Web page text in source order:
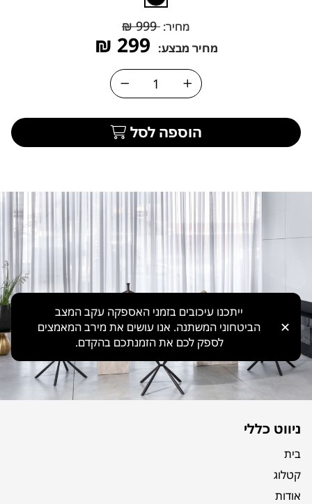
ייתכנו עיכובים בזמני האספקה עקב המצב
הביטחוני המשתנה. אנו עושים את מירב המאמצים
לספק לכם את הזמנתכם בהקדם.
✕
מחיר: 999
₪
מחיר מבצע: 299
₪
הוספה לסל
ניווט כללי
בית
קטלוג
אודות